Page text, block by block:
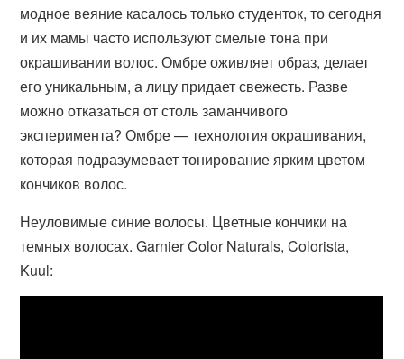
модное веяние касалось только студенток, то сегодня
и их мамы часто используют смелые тона при
окрашивании волос. Омбре оживляет образ, делает
его уникальным, а лицу придает свежесть. Разве
можно отказаться от столь заманчивого
эксперимента? Омбре — технология окрашивания,
которая подразумевает тонирование ярким цветом
кончиков волос.
Неуловимые синие волосы. Цветные кончики на
темных волосах. Garnier Color Naturals, Colorista,
Kuul: